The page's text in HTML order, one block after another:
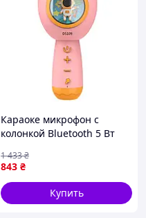
Караоке микрофон с
колонкой Bluetooth 5 Вт
вечеринок розовый MC-
8325
843 ₴
1 433₴
Купить